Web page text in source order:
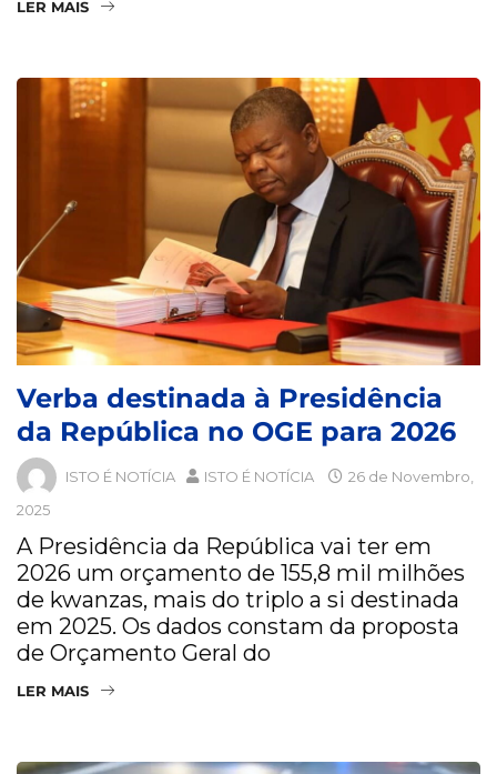
LER MAIS
Verba destinada à Presidência
da República no OGE para 2026
ISTO É NOTÍCIA ISTO É NOTÍCIA
26 de Novembro,
2025
A Presidência da República vai ter em
2026 um orçamento de 155,8 mil milhões
de kwanzas, mais do triplo a si destinada
em 2025. Os dados constam da proposta
de Orçamento Geral do
LER MAIS